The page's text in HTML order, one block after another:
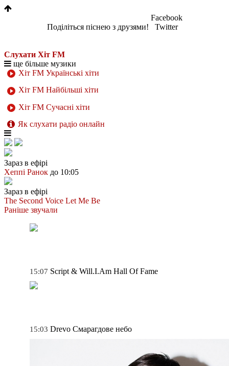
Поділіться піснею з друзями!
Facebook
Twitter
Слухати Хіт FM
ще більше музики
Хіт FM Українські хіти
Хіт FM Найбільші хіти
Хіт FM Сучасні хіти
Як слухати радіо онлайн
Зараз в ефірі
Хеппі Ранок до 10:05
Зараз в ефірі
The Second Voice Let Me Be
Раніше звучали
15:07 Script & Will.I.Am Hall Of Fame
15:03 Drevo Смарагдове небо